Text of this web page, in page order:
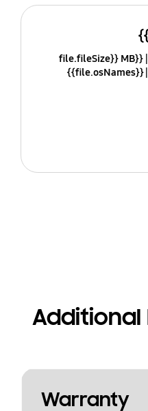
{{file.fileSize}} MB
{{file.osNames}}
Warranty